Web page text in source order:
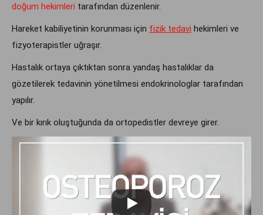
doğum hekimleri tarafından düzenlenir.
Hareket kabiliyetinin korunması için fizik tedavi hekimleri ve
fizyoterapistler uğraşır.
Hastalık ortaya çıktıktan sonra yandaş hastalıklar da
gözetilerek tedavinin yönetilmesi endokrinologlar tarafından
yapılır.
Ve bir kırık oluştuğunda da ortopedistler devreye girer.